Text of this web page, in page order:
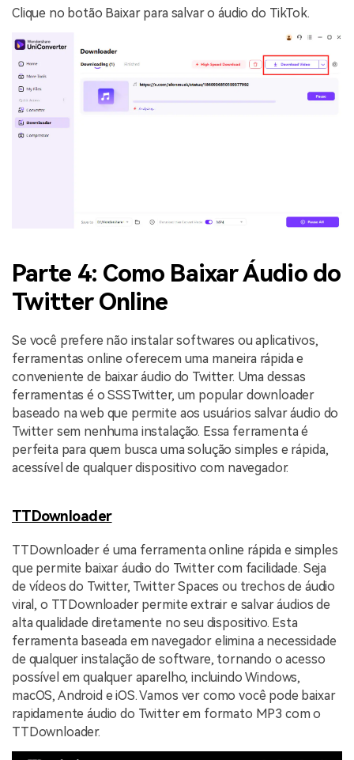
Clique no botão Baixar para salvar o áudio do TikTok.
Parte 4: Como Baixar Áudio do
Twitter Online
Se você prefere não instalar softwares ou aplicativos,
ferramentas online oferecem uma maneira rápida e
conveniente de baixar áudio do Twitter. Uma dessas
ferramentas é o SSSTwitter, um popular downloader
baseado na web que permite aos usuários salvar áudio do
Twitter sem nenhuma instalação. Essa ferramenta é
perfeita para quem busca uma solução simples e rápida,
acessível de qualquer dispositivo com navegador.
TTDownloader
TTDownloader é uma ferramenta online rápida e simples
que permite baixar áudio do Twitter com facilidade. Seja
de vídeos do Twitter, Twitter Spaces ou trechos de áudio
viral, o TTDownloader permite extrair e salvar áudios de
alta qualidade diretamente no seu dispositivo. Esta
ferramenta baseada em navegador elimina a necessidade
de qualquer instalação de software, tornando o acesso
possível em qualquer aparelho, incluindo Windows,
macOS, Android e iOS. Vamos ver como você pode baixar
rapidamente áudio do Twitter em formato MP3 com o
TTDownloader.